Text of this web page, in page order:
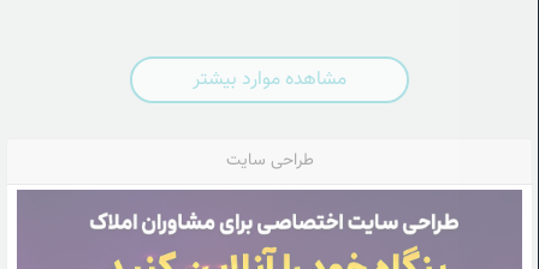
مشاهده موارد بیشتر
طراحی سایت